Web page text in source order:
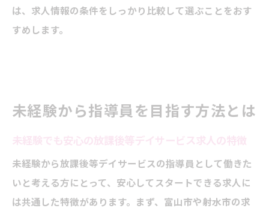
は、求人情報の条件をしっかり比較して選ぶことをおす
すめします。
未経験から指導員を目指す方法とは
未経験でも安心の放課後等デイサービス求人の特徴
未経験から放課後等デイサービスの指導員として働きた
いと考える方にとって、安心してスタートできる求人に
は共通した特徴があります。まず、富山市や射水市の求